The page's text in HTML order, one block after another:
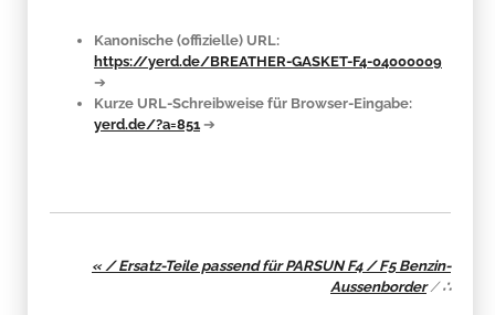
Kanonische (offizielle) URL:
https://yerd.de/BREATHER-GASKET-F4-04000009
➔
Kurze URL-Schreibweise für Browser-Eingabe:
yerd.de/?a=851 ➔
« / Ersatz-Teile passend für PARSUN F4 / F5 Benzin-
Aussenborder/∴